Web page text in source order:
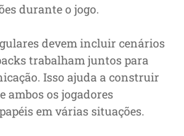
durante o jogo.
devem incluir cenários
trabalham juntos para
Isso ajuda a construir
ambos os jogadores
em várias situações.